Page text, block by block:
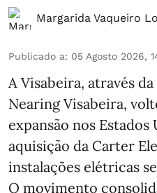
Margarida Vaqueiro
Publicado a: 05 Agosto 2026,
A Visabeira, através
Nearing Visabeira,
expansão nos Estados
aquisição da Carter
instalações elétricas
O movimento